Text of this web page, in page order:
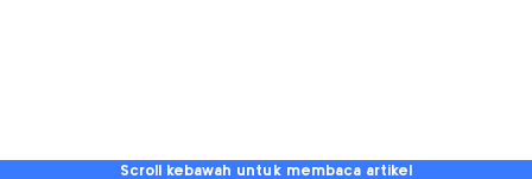
Scroll kebawah untuk membaca artikel